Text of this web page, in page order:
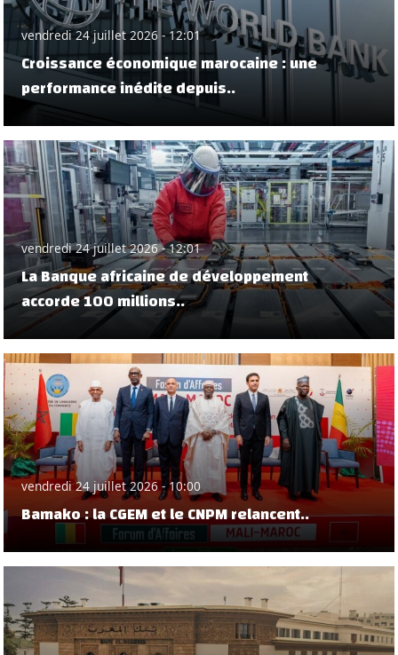
vendredi 24 juillet 2026 - 12:01
Croissance économique marocaine : une
performance inédite depuis..
vendredi 24 juillet 2026 - 12:01
La Banque africaine de développement
accorde 100 millions..
vendredi 24 juillet 2026 - 10:00
Bamako : la CGEM et le CNPM relancent..